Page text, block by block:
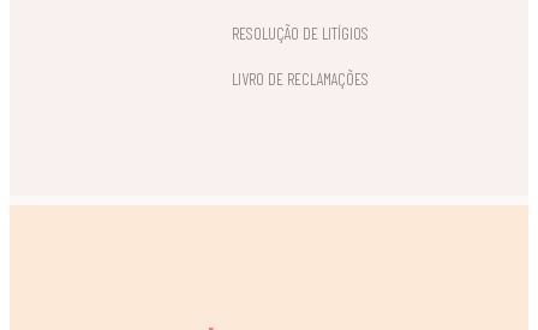
RESOLUÇÃO DE LITÍGIOS
LIVRO DE RECLAMAÇÕES